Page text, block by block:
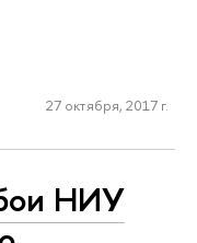
27 октября, 2017 г.
НИУ